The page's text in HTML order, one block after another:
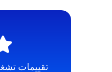
تقييمات تشغيلية حقيقية